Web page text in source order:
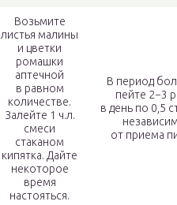
Возьмите
листья малины
и цветки
ромашки
аптечной
в равном
количестве.
Залейте 1 ч.л.
смеси
стаканом
кипятка. Дайте
некоторое
время
настояться.
В период
пейте 2−3
в день по 0,5
от приема